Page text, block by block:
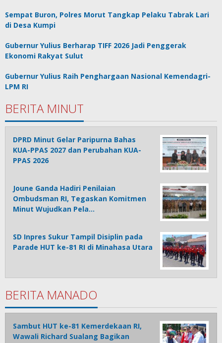
Sempat Buron, Polres Morut Tangkap Pelaku Tabrak Lari
di Desa Kumpi
Gubernur Yulius Berharap TIFF 2026 Jadi Penggerak
Ekonomi Rakyat Sulut
Gubernur Yulius Raih Penghargaan Nasional Kemendagri-
LPM RI
BERITA MINUT
DPRD Minut Gelar Paripurna Bahas
KUA-PPAS 2027 dan Perubahan KUA-
PPAS 2026
Joune Ganda Hadiri Penilaian
Ombudsman RI, Tegaskan Komitmen
Minut Wujudkan Pela…
SD Inpres Sukur Tampil Disiplin pada
Parade HUT ke-81 RI di Minahasa Utara
BERITA MANADO
Sambut HUT ke-81 Kemerdekaan RI,
Wawali Richard Sualang Bagikan